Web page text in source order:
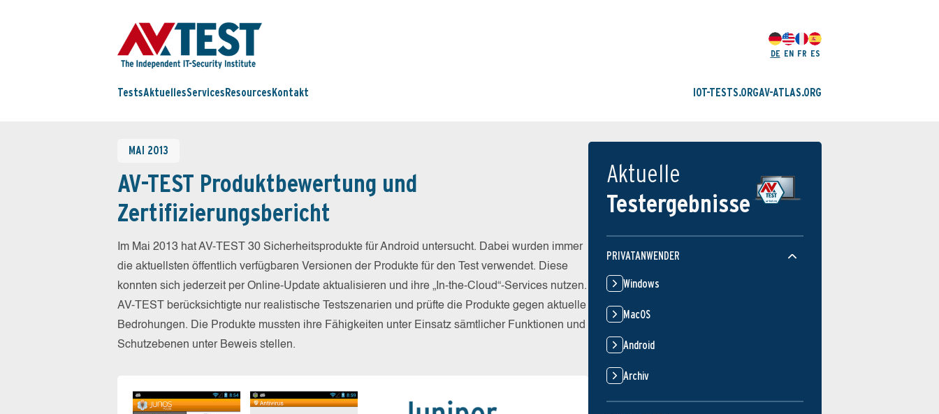
DE EN FR ES
TestsAktuellesServices Resources Kontakt IOT-TESTS.ORGAV-ATLAS.ORG
MAI 2013
AV-TEST Produktbewertung und
Zertifizierungsbericht
Im Mai 2013 hat AV-TEST 30 Sicherheitsprodukte für Android untersucht. Dabei wurden immer
die aktuellsten öffentlich verfügbaren Versionen der Produkte für den Test verwendet. Diese
konnten sich jederzeit per Online-Update aktualisieren und ihre „In-the-Cloud“-Services nutzen.
AV-TEST berücksichtigte nur realistische Testszenarien und prüfte die Produkte gegen aktuelle
Bedrohungen. Die Produkte mussten ihre Fähigkeiten unter Einsatz sämtlicher Funktionen und
Schutzebenen unter Beweis stellen.
Aktuelle
Testergebnisse
PRIVATANWENDER
Windows
MacOS
Android
Archiv